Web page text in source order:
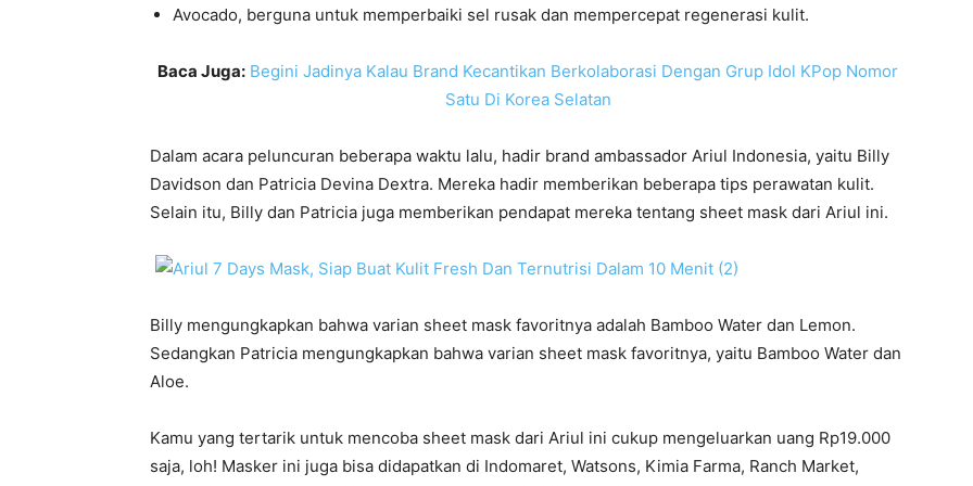
Avocado, berguna untuk memperbaiki sel rusak dan mempercepat regenerasi kulit.
Baca Juga: Begini Jadinya Kalau Brand Kecantikan Berkolaborasi Dengan Grup Idol KPop Nomor
Satu Di Korea Selatan
Dalam acara peluncuran beberapa waktu lalu, hadir brand ambassador Ariul Indonesia, yaitu Billy
Davidson dan Patricia Devina Dextra. Mereka hadir memberikan beberapa tips perawatan kulit.
Selain itu, Billy dan Patricia juga memberikan pendapat mereka tentang sheet mask dari Ariul ini.
Billy mengungkapkan bahwa varian sheet mask favoritnya adalah Bamboo Water dan Lemon.
Sedangkan Patricia mengungkapkan bahwa varian sheet mask favoritnya, yaitu Bamboo Water dan
Aloe.
Kamu yang tertarik untuk mencoba sheet mask dari Ariul ini cukup mengeluarkan uang Rp19.000
saja, loh! Masker ini juga bisa didapatkan di Indomaret, Watsons, Kimia Farma, Ranch Market,